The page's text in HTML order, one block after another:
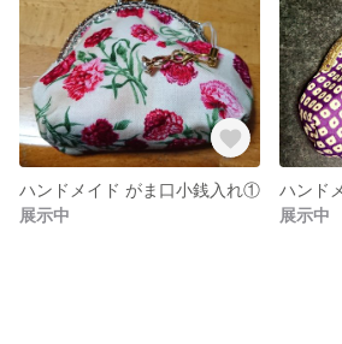
ハンドメイド がま口小銭入れ①
展示中
ハンド
展示中